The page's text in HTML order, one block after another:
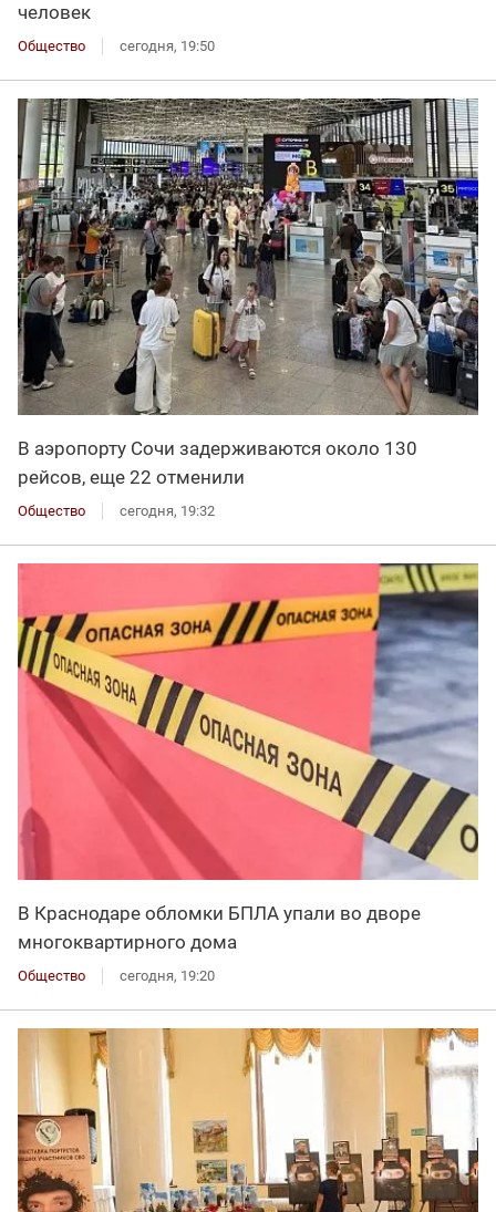
человек
Общество сегодня, 19:50
В аэропорту Сочи задерживаются около 130
рейсов, еще 22 отменили
Общество сегодня, 19:32
В Краснодаре обломки БПЛА упали во дворе
многоквартирного дома
Общество сегодня, 19:20